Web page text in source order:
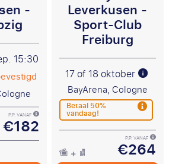
-
15:30
P.P. VANAF
€182
Leverkusen -
Sport-Club
Freiburg
17 of 18 oktober
BayArena, Cologne
Betaal 50%
vandaag!
P.P. VANAF
€264